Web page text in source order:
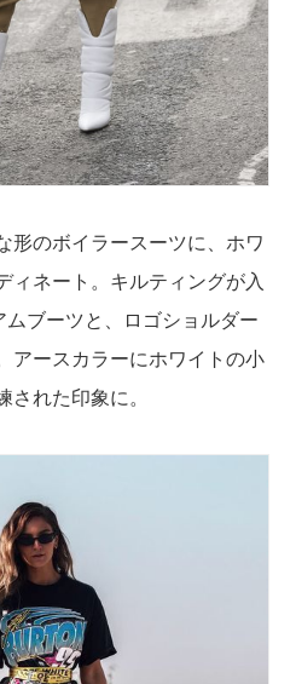
形のボイラースーツに、ホワ
ィネート。キルティングが入
ブーツと、ロゴショルダー
アースカラーにホワイトの小
された印象に。